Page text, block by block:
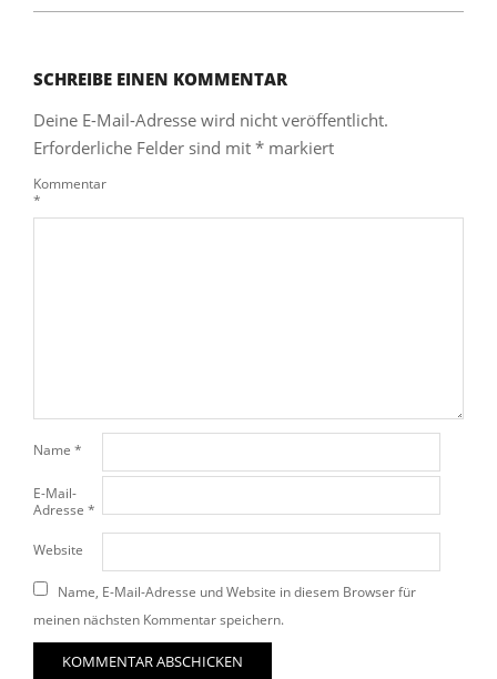
SCHREIBE EINEN KOMMENTAR
Deine E-Mail-Adresse wird nicht veröffentlicht.
Erforderliche Felder sind mit * markiert
Kommentar
*
Name *
E-Mail-
Adresse *
Website
Name, E-Mail-Adresse und Website in diesem Browser für
meinen nächsten Kommentar speichern.